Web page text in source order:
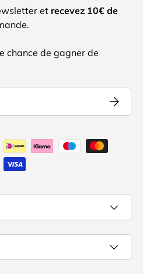
et recevez 10€ de
chance de gagner de
S’inscrire